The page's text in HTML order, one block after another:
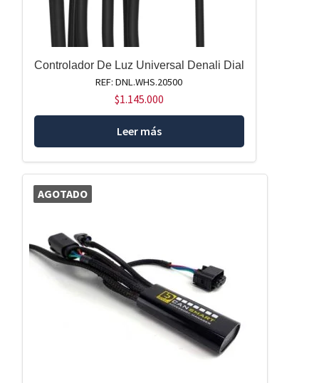
Controlador De Luz Universal Denali Dial
REF: DNL.WHS.20500
$1.145.000
Leer más
AGOTADO